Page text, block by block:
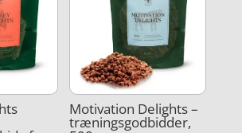
Motivation Delights –
træningsgodbidder,